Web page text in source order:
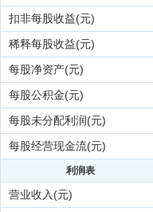
扣非每股收益(元)
稀释每股收益(元)
每股净资产(元)
每股公积金(元)
每股未分配利润(元)
每股经营现金流(元)
利润表
营业收入(元)